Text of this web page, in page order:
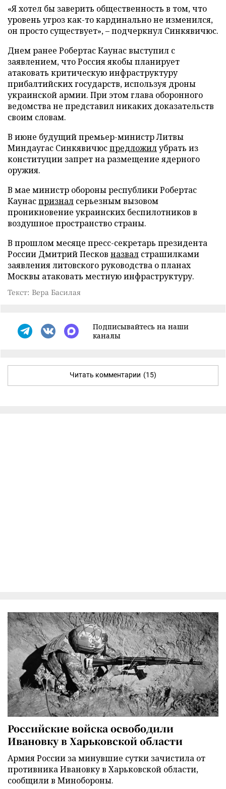
«Я хотел бы заверить общественность в том, что
уровень угроз как-то кардинально не изменился,
он просто существует», – подчеркнул Синкявичюс.
Днем ранее Робертас Каунас выступил с
заявлением, что Россия якобы планирует
атаковать критическую инфраструктуру
прибалтийских государств, используя дроны
украинской армии. При этом глава оборонного
ведомства не представил никаких доказательств
своим словам.
В июне будущий премьер-министр Литвы
Миндаугас Синкявичюспредложилубрать из
конституции запрет на размещение ядерного
оружия.
В мае министр обороны республики Робертас
Каунаспризнал серьезным вызовом
проникновение украинских беспилотников в
воздушное пространство страны.
В прошлом месяце пресс-секретарь президента
России Дмитрий Песков назвал страшилками
заявления литовского руководства о планах
Москвы атаковать местную инфраструктуру.
Текст: Вера Басилая
Подписывайтесь на наши
каналы
Читать комментарии (15)
Российские войска освободили
Ивановку в Харьковской области
Армия России за минувшие сутки зачистила от
противника Ивановку в Харьковской области,
сообщили в Минобороны.